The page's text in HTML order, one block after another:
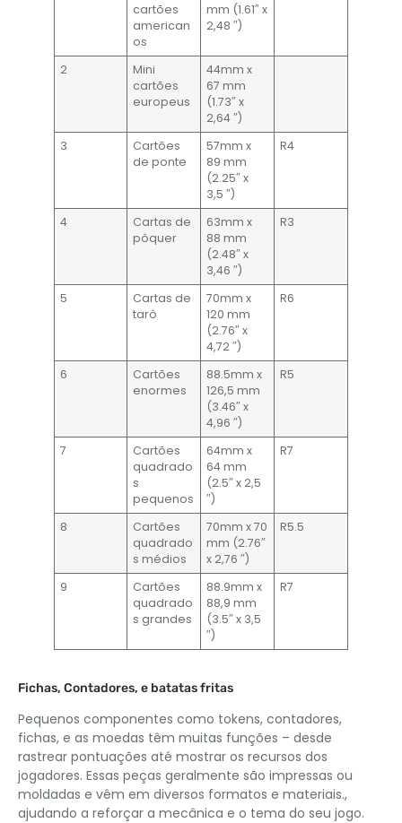
cartões
american
os
mm (1.61″ x
2,48 ″)
2
Mini
cartões
europeus
44mm x
67 mm
(1.73″ x
2,64 ″)
3
Cartões
de ponte
57mm x
89 mm
(2.25″ x
3,5 ″)
R4
4
Cartas de
pôquer
63mm x
88 mm
(2.48″ x
3,46 ″)
R3
5
Cartas de
tarô
70mm x
120 mm
(2.76″ x
4,72 ″)
R6
6
Cartões
enormes
88.5mm x
126,5 mm
(3.46″ x
4,96 ″)
R5
7
Cartões
quadrado
s
pequenos
64mm x
64 mm
(2.5″ x 2,5
″)
R7
8
Cartões
quadrado
s médios
70mm x 70
mm (2.76″
x 2,76 ″)
R5.5
9
Cartões
quadrado
s grandes
88.9mm x
88,9 mm
(3.5″ x 3,5
″)
R7
Fichas, Contadores, e batatas fritas
Pequenos componentes como tokens, contadores,
fichas, e as moedas têm muitas funções – desde
rastrear pontuações até mostrar os recursos dos
jogadores. Essas peças geralmente são impressas ou
moldadas e vêm em diversos formatos e materiais.,
ajudando a reforçar a mecânica e o tema do seu jogo.